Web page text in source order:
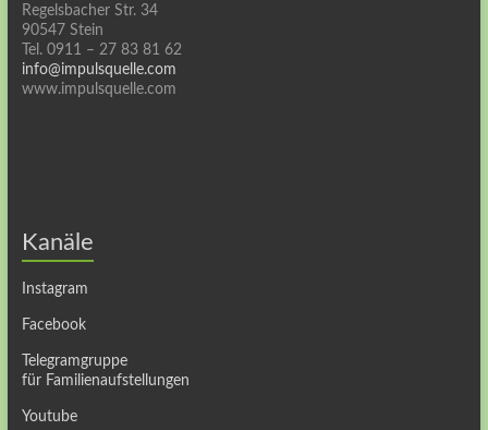
Regelsbacher Str. 34
90547 Stein
Tel. 0911 – 27 83 81 62
info@impulsquelle.com
www.impulsquelle.com
Kanäle
Instagram
Facebook
Telegramgruppe
für Familienaufstellungen
Youtube